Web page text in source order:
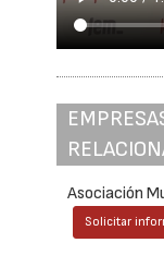
Asociación
Solicitar